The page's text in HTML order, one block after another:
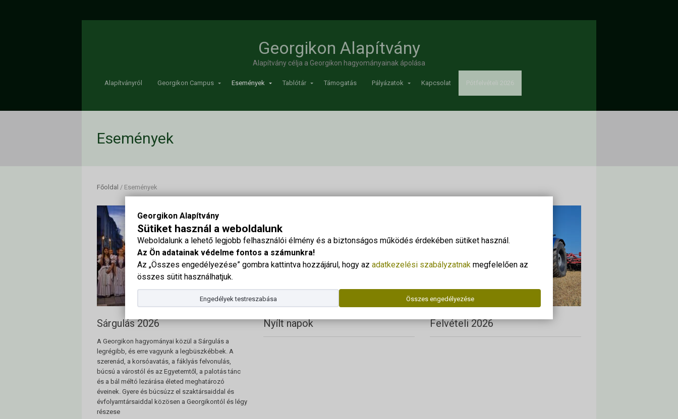
Georgikon Alapítvány
Sütiket használ a weboldalunk
Weboldalunk a lehető legjobb felhasználói élmény és a biztonságos működés érdekében sütiket használ.
Az Ön adatainak védelme fontos a számunkra!
Az „Összes engedélyezése” gombra kattintva hozzájárul, hogy az adatkezelési szabályzatnak megfelelően az
összes sütit használhatjuk.
Összes engedélyezése
Engedélyek testreszabása
Georgikon Alapítvány
Alapítvány célja a Georgikon hagyományainak ápolása
Alapítványról Georgikon Campus Események Tablótár Támogatás Pályázatok Kapcsolat
Események
Főoldal / Események
Sárgulás 2026
A Georgikon hagyományai közül a Sárgulás a
legrégibb, és erre vagyunk a legbüszkébbek. A
szerenád, a korsóavatás, a fáklyás felvonulás,
búcsú a várostól és az Egyetemtől, a palotás tánc
és a bál méltó lezárása életed meghatározó
éveinek. Gyere és búcsúzz el szaktársaiddal és
évfolyamtársaiddal közösen a Georgikontól és légy
részese
Nyílt napok Felvételi 2026